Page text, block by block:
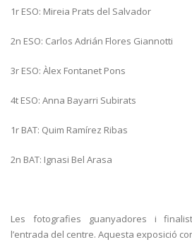
1r ESO: Mireia Prats del Salvador
2n ESO: Carlos Adrián Flores Giannotti
3r ESO: Àlex Fontanet Pons
4t ESO: Anna Bayarri Subirats
1r BAT: Quim Ramírez Ribas
2n BAT: Ignasi Bel Arasa
Les fotografies guanyadores i
l’entrada del centre. Aquesta exposició